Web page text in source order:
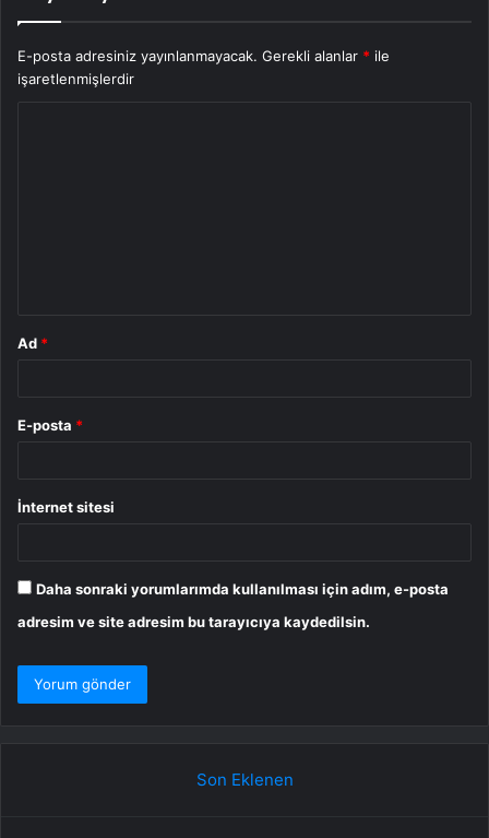
E-posta adresiniz yayınlanmayacak. Gerekli alanlar * ile
işaretlenmişlerdir
Ad *
E-posta *
İnternet sitesi
Daha sonraki yorumlarımda kullanılması için adım, e-posta
adresim ve site adresim bu tarayıcıya kaydedilsin.
Son Eklenen